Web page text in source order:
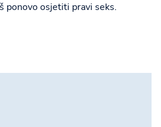
ponovo osjetiti pravi seks.